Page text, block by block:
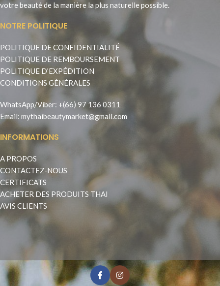
votre beauté de la manière la plus naturelle possible.
NOTRE POLITIQUE
POLITIQUE DE CONFIDENTIALITÉ
POLITIQUE DE REMBOURSEMENT
POLITIQUE D’EXPÉDITION
CONDITIONS GÉNÉRALES
WhatsApp/Viber: +(66) 97 136 0311
Email: mythaibeautymarket@gmail.com
INFORMATIONS
A PROPOS
CONTACTEZ-NOUS
CERTIFICATS
ACHETER DES PRODUITS THAI
AVIS CLIENTS